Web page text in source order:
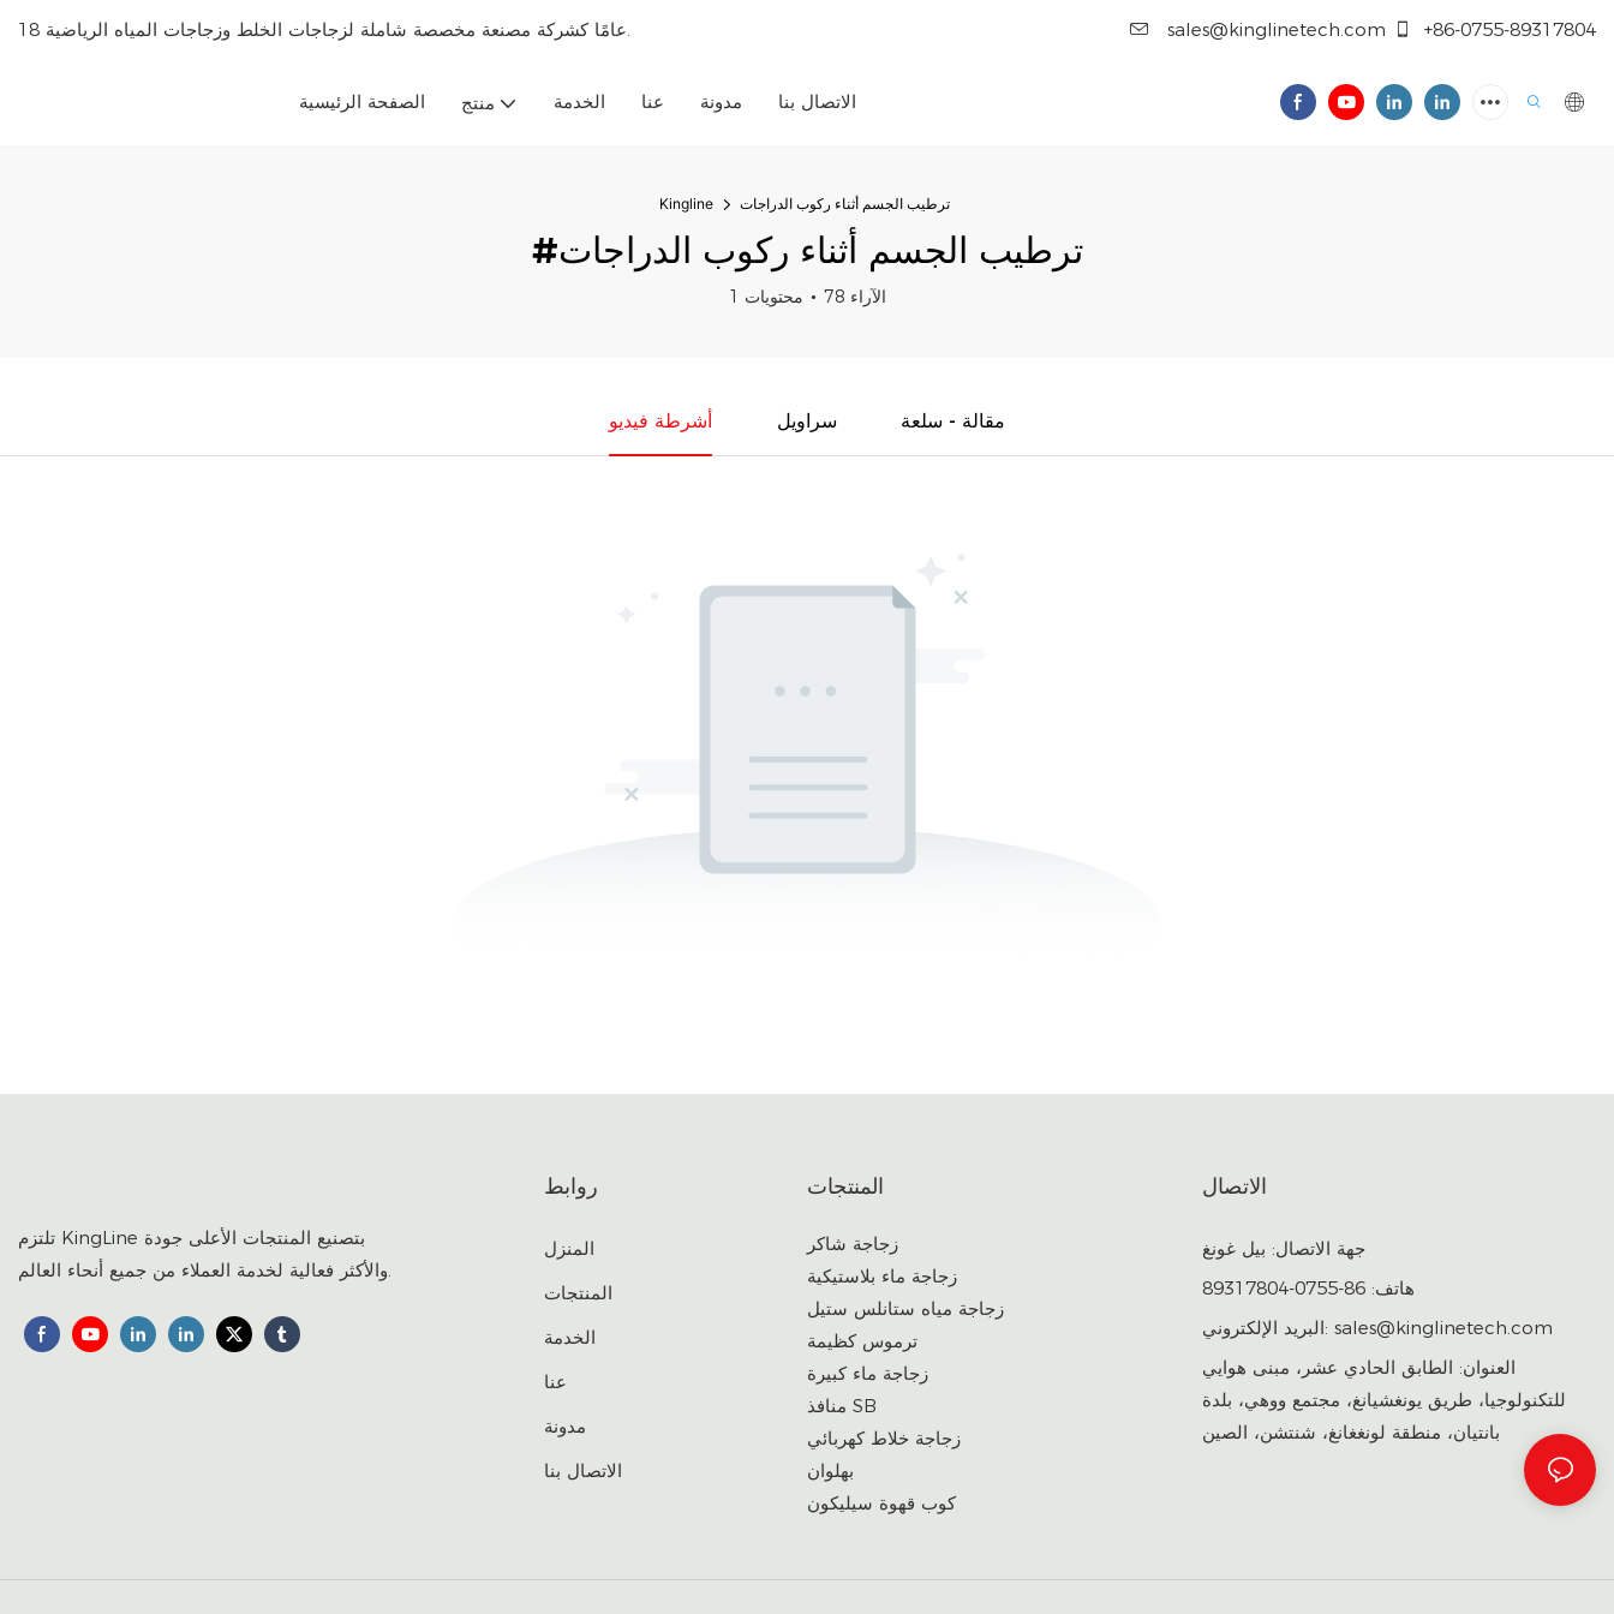
sales@kinglinetech.com +86-0755-89317804
الصفحة الرئيسية منتج الخدمة عنا مدونة الاتصال بنا
Kingline ترطيب الجسم أثناء ركوب الدراجات
#ترطيب الجسم أثناء ركوب الدراجات
1 محتويات 78 الآراء
أشرطة فيديو سراويل مقالة - سلعة
تلتزم KingLine بتصنيع المنتجات الأعلى جودة
روابط
المنزل
المنتجات
الخدمة
عنا
مدونة
الاتصال بنا
المنتجات
زجاجة شاكر
زجاجة ماء بلاستيكية
زجاجة مياه ستانلس ستيل
ترموس كظيمة
زجاجة ماء كبيرة
منافذ SB
زجاجة خلاط كهربائي
بهلوان
كوب قهوة سيليكون
الاتصال
جهة الاتصال: بيل غونغ
هاتف: 86-0755-89317804
البريد الإلكتروني: sales@kinglinetech.com
العنوان: الطابق الحادي عشر، مبنى هوايي
للتكنولوجيا، طريق يونغشيانغ، مجتمع ووهي، بلدة
بانتيان، منطقة لونغغانغ، شنتشن، الصين